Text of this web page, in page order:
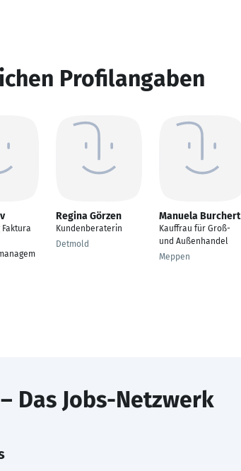
Profilangaben
Regina Görzen
Kundenberaterin
Detmold
Manuela Burchert
Kauffrau für Groß-
und Außenhandel
Meppen
Das Jobs-Netzwerk